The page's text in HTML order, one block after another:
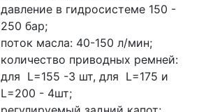
давление в гидросистеме 150 -
250 бар;
поток масла: 40-150 л/мин;
количество приводных ремней:
для  L=155 -3 шт, для  L=175 и
L=200 - 4шт;